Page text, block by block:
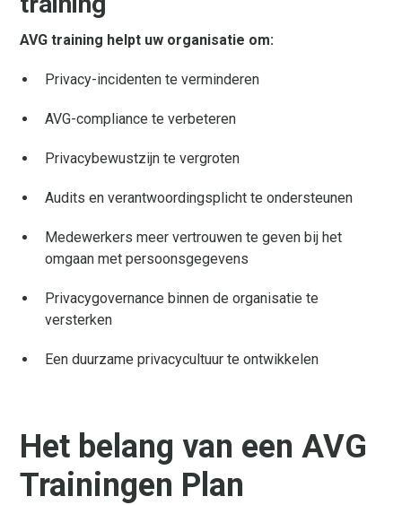
AVG training helpt uw organisatie om:
Privacy-incidenten te verminderen
AVG-compliance te verbeteren
Privacybewustzijn te vergroten
Audits en verantwoordingsplicht te ondersteunen
Medewerkers meer vertrouwen te geven bij het
omgaan met persoonsgegevens
Privacygovernance binnen de organisatie te
versterken
Een duurzame privacycultuur te ontwikkelen
Het belang van een AVG
Trainingen Plan